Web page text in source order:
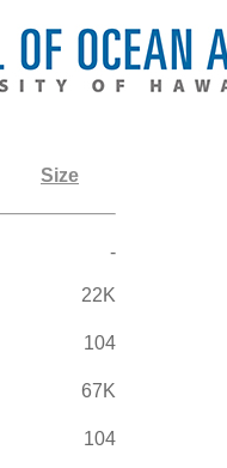
Size
-
22K
104
67K
104